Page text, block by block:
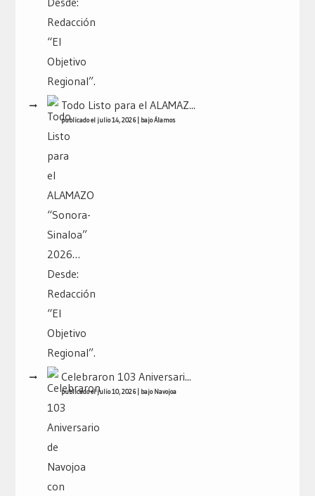
Todo Listo para el ALAMAZ...
publicado el julio 14, 2026| bajoÁlamos
Celebraron 103 Aniversari...
publicado el julio 10, 2026| bajoNavojoa